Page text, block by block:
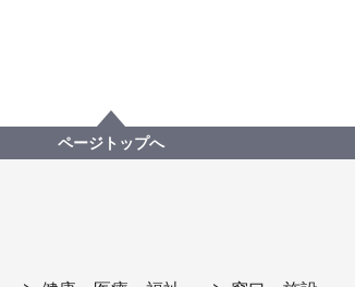
ページトップへ